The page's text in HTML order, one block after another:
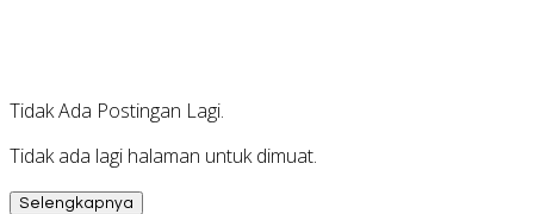
Tidak Ada Postingan Lagi.
Tidak ada lagi halaman untuk dimuat.
Selengkapnya